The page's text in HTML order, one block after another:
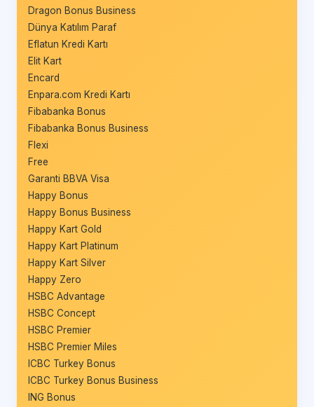
Dragon Bonus Business
Dünya Katılım Paraf
Eflatun Kredi Kartı
Elit Kart
Encard
Enpara.com Kredi Kartı
Fibabanka Bonus
Fibabanka Bonus Business
Flexi
Free
Garanti BBVA Visa
Happy Bonus
Happy Bonus Business
Happy Kart Gold
Happy Kart Platinum
Happy Kart Silver
Happy Zero
HSBC Advantage
HSBC Concept
HSBC Premier
HSBC Premier Miles
ICBC Turkey Bonus
ICBC Turkey Bonus Business
ING Bonus